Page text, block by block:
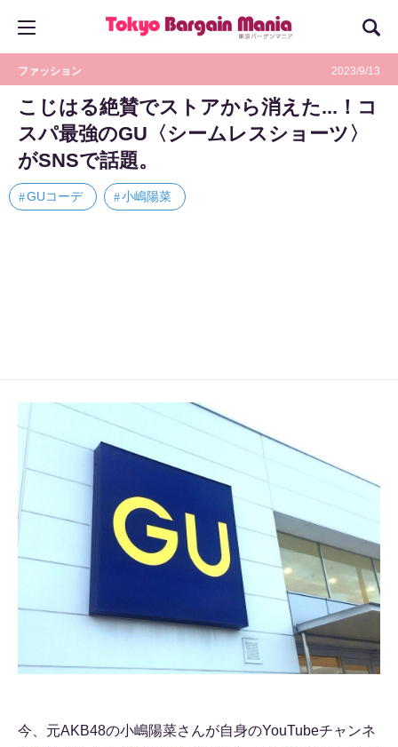
ファッション 2023/9/13
こじはる絶賛でストアから消えた...！コ
スパ最強のGU〈シームレスショーツ〉
がSNSで話題。
GUコーデ 小嶋陽菜
今、元AKB48の小嶋陽菜さんが自身のYouTubeチャンネ